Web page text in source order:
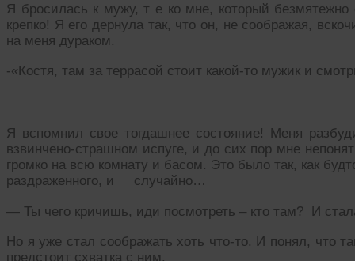
Я бросилась к мужу, т е ко мне, который безмятежно
крепко! Я его дернула так, что он, не соображая,
на меня дураком.
-«Костя, там за террасой стоит какой-то мужик и
Я вспомнил свое тогдашнее состояние! Меня
взвинчено-страшном испуге, и до сих пор мне
громко на всю комнату и басом. Это было так, как
раздраженного, и случайно…
— Ты чего кричишь, иди посмотреть – кто там? И
Но я уже стал соображать хоть что-то. И понял, что
предстоит схватка с ним.